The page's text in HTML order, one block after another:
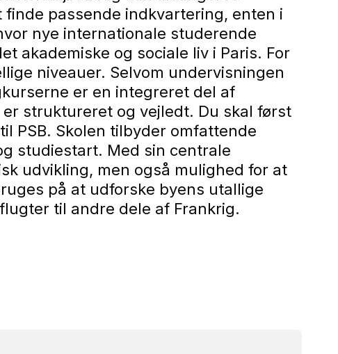
passende indkvartering, enten i
nye internationale studerende
akademiske og sociale liv i Paris. For
niveauer. Selvom undervisningen
er en integreret del af
struktureret og vejledt. Du skal først
PSB. Skolen tilbyder omfattende
studiestart. Med sin centrale
udvikling, men også mulighed for at
på at udforske byens utallige
til andre dele af Frankrig.